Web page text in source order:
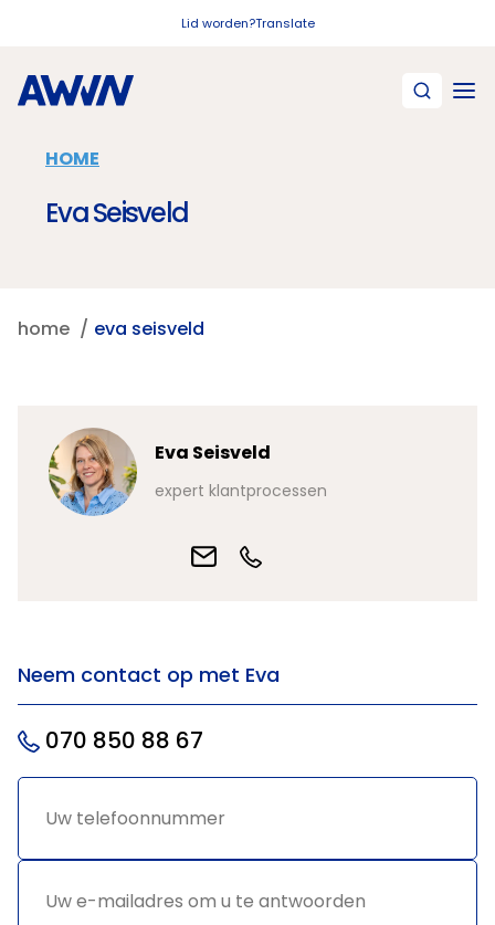
Lid worden?Translate
HOME
Eva Seisveld
home eva seisveld
Eva Seisveld
expert klantprocessen
Neem contact op met Eva
070 850 88 67
Uw *
Uw e-
om u te
antwoorden
*